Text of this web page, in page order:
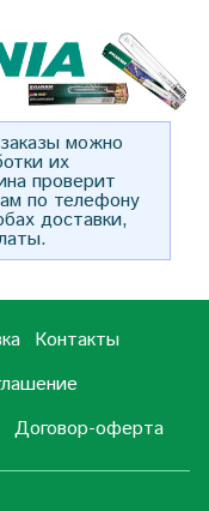
можно
их
проверит
по телефону
доставки,
Контакты
Договор-оферта